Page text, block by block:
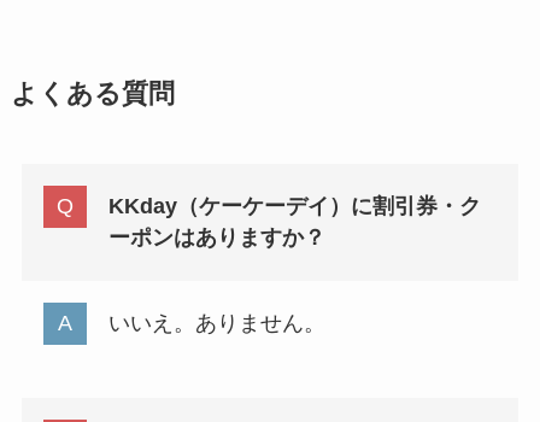
よくある質問
KKday（ケーケーデイ）に割引券・ク
ーポンはありますか？
いいえ。ありません。